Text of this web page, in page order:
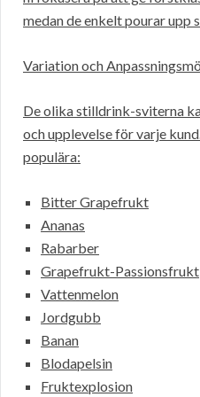
medan de enkelt pourar upp
Variation och
De olika stilldrink-sviterna
och upplevelse för varje
populära:
Bitter Grapefrukt
Ananas
Rabarber
Grapefrukt-Passionsfrukt
Vattenmelon
Jordgubb
Banan
Blodapelsin
Fruktexplosion